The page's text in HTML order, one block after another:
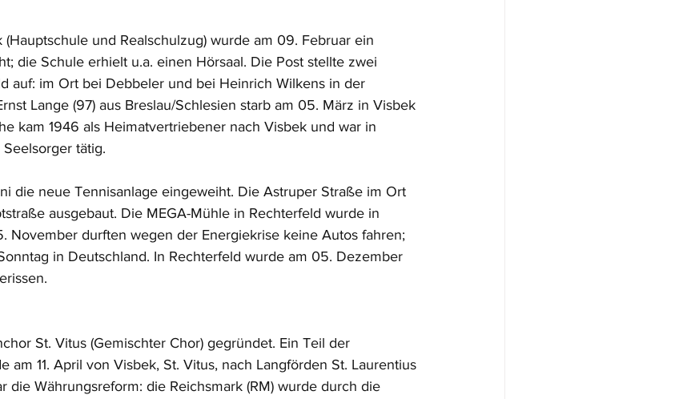
und Realschulzug) wurde am 09. Februar ein
die Schule erhielt u.a. einen Hörsaal. Die Post stellte zwei
auf: im Ort bei Debbeler und bei Heinrich Wilkens in der
Lange (97) aus Breslau/Schlesien starb am 05. März in Visbek
kam 1946 als Heimatvertriebener nach Visbek und war in
tätig.
die neue Tennisanlage eingeweiht. Die Astruper Straße im Ort
ausgebaut. Die MEGA-Mühle in Rechterfeld wurde in
November durften wegen der Energiekrise keine Autos fahren;
in Deutschland. In Rechterfeld wurde am 05. Dezember
St. Vitus (Gemischter Chor) gegründet. Ein Teil der
am 11. April von Visbek, St. Vitus, nach Langförden St. Laurentius
die Währungsreform: die Reichsmark (RM) wurde durch die